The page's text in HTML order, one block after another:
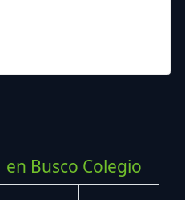
en Busco Colegio